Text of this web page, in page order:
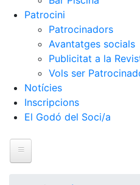
Patrocini
Patrocinadors
Avantatges socials
Publicitat a la
Vols ser
Notícies
Inscripcions
El Godó del Soci/a